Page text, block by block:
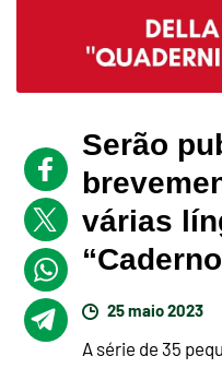
Serão
várias
25 maio 2023
A série de 35